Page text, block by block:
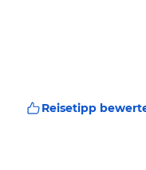
Reisetipp